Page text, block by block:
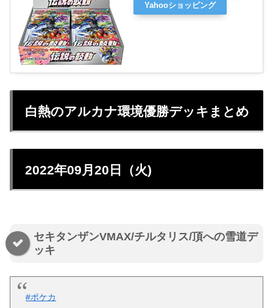
Yahooショッピング
白熱のアルカナ環境優勝デッキまとめ
2022年09月20日（火)
セキタンザンVMAX/チルタリス/頂への雪道デ
ッキ
#ポケカ